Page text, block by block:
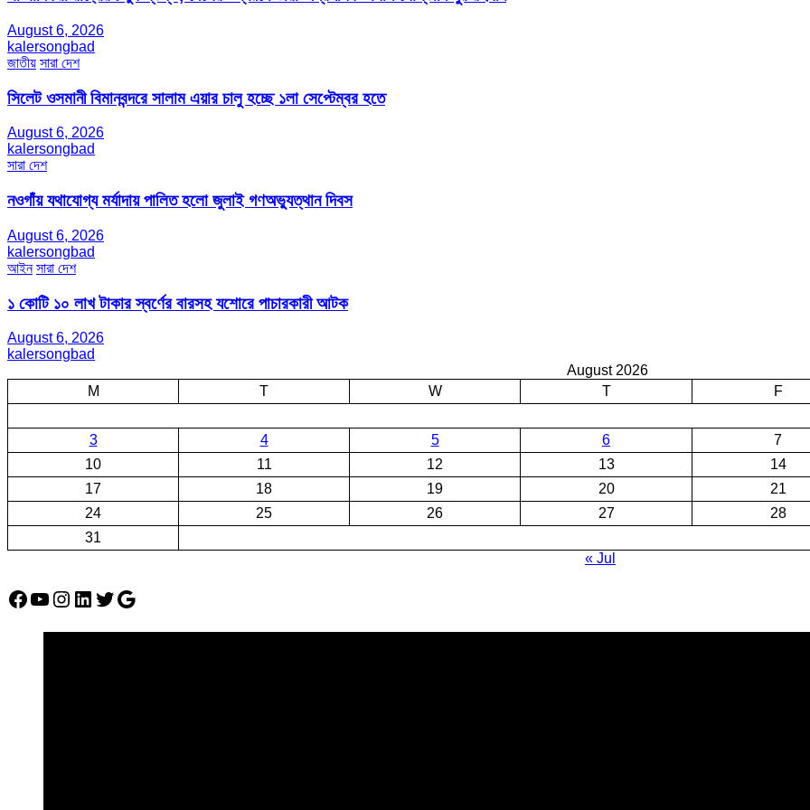
August 6, 2026
kalersongbad
জাতীয় সারা দেশ
সিলেট ওসমানী বিমানবন্দরে সালাম এয়ার চালু হচ্ছে ১লা সেপ্টেম্বর হতে
August 6, 2026
kalersongbad
সারা দেশ
নওগাঁয় যথাযোগ্য মর্যাদায় পালিত হলো জুলাই গণঅভ্যুত্থান দিবস
August 6, 2026
kalersongbad
আইন সারা দেশ
১ কোটি ১০ লাখ টাকার স্বর্ণের বারসহ যশোরে পাচারকারী আটক​
August 6, 2026
kalersongbad
August 2026
M
T W T F
3 4 5 6
7
10
11 12 13
14
17
18 19 20
21
24
25 26 27
28
31
« Jul
Facebook
YouTube
Instagram
LinkedIn
Twitter
Google